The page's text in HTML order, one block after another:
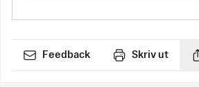
Feedback Skriv ut